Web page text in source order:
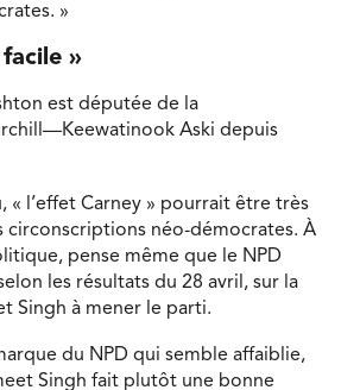
»
»
est députée de la
Aski depuis
« l’effet Carney » pourrait être très
néo-démocrates. À
pense même que le NPD
les résultats du 28 avril, sur la
Singh à mener le parti.
du NPD qui semble affaiblie,
Singh fait plutôt une bonne